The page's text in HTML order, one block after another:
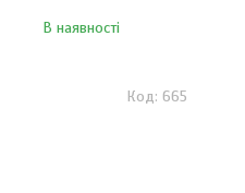
В наявності
665